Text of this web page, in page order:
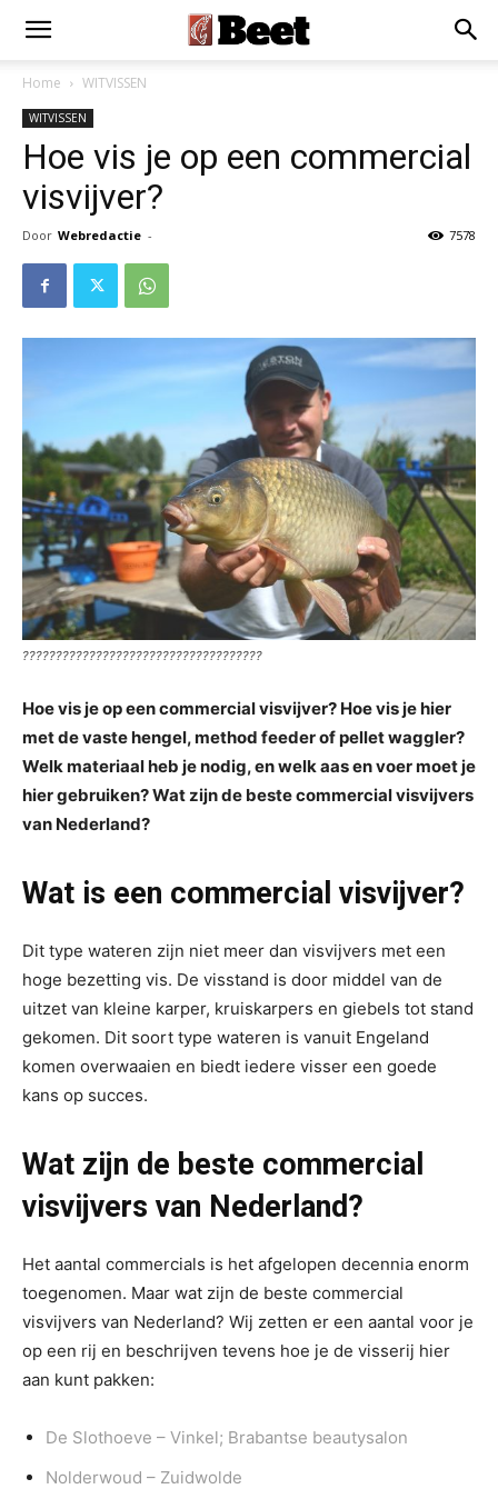
Home WITVISSEN
WITVISSEN
Hoe vis je op een commercial
visvijver?
Door Webredactie - 7578
????????????????????????????????????
Hoe vis je op een commercial visvijver? Hoe vis je hier
met de vaste hengel, method feeder of pellet waggler?
Welk materiaal heb je nodig, en welk aas en voer moet je
hier gebruiken? Wat zijn de beste commercial visvijvers
van Nederland?
Wat is een commercial visvijver?
Dit type wateren zijn niet meer dan visvijvers met een
hoge bezetting vis. De visstand is door middel van de
uitzet van kleine karper, kruiskarpers en giebels tot stand
gekomen. Dit soort type wateren is vanuit Engeland
komen overwaaien en biedt iedere visser een goede
kans op succes.
Wat zijn de beste commercial
visvijvers van Nederland?
Het aantal commercials is het afgelopen decennia enorm
toegenomen. Maar wat zijn de beste commercial
visvijvers van Nederland? Wij zetten er een aantal voor je
op een rij en beschrijven tevens hoe je de visserij hier
aan kunt pakken:
De Slothoeve – Vinkel; Brabantse beautysalon
Nolderwoud – Zuidwolde